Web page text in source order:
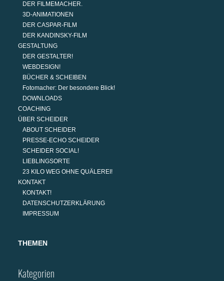
DER FILMEMACHER.
3D-ANIMATIONEN
DER CASPAR-FILM
DER KANDINSKY-FILM
GESTALTUNG
DER GESTALTER!
WEBDESIGN!
BÜCHER & SCHEIBEN
Fotomacher: Der besondere Blick!
DOWNLOADS
COACHING
ÜBER SCHEIDER
ABOUT SCHEIDER
PRESSE-ECHO SCHEIDER
SCHEIDER SOCIAL!
LIEBLINGSORTE
23 KILO WEG OHNE QUÄLEREI!
KONTAKT
KONTAKT!
DATENSCHUTZERKLÄRUNG
IMPRESSUM
THEMEN
Kategorien